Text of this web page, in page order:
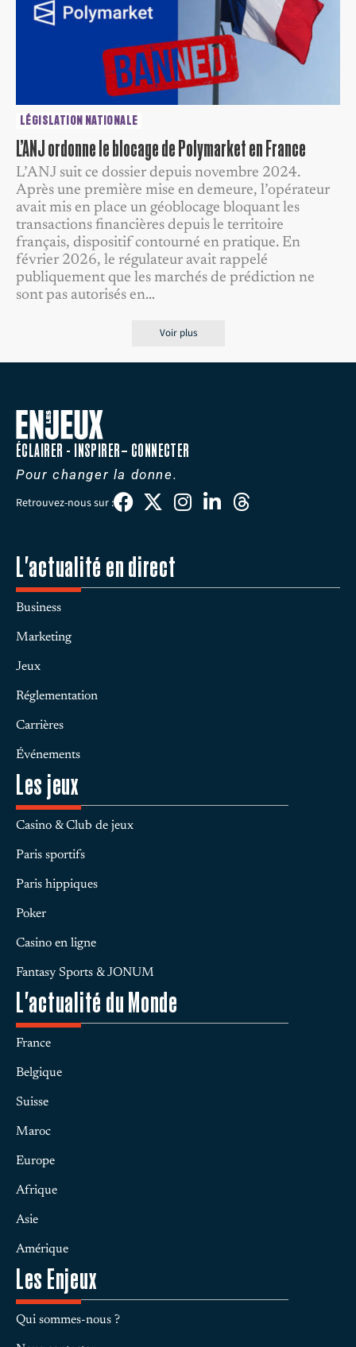
LÉGISLATION NATIONALE
L’ANJ ordonne le blocage de Polymarket en France
L’ANJ suit ce dossier depuis novembre 2024.
Après une première mise en demeure, l’opérateur
avait mis en place un géoblocage bloquant les
transactions financières depuis le territoire
français, dispositif contourné en pratique. En
février 2026, le régulateur avait rappelé
publiquement que les marchés de prédiction ne
sont pas autorisés en…
Voir plus
ÉCLAIRER - INSPIRER– CONNECTER
Pour changer la donne.
Retrouvez-nous sur :
L'actualité en direct
Business
Marketing
Jeux
Réglementation
Carrières
Événements
Les jeux
Casino & Club de jeux
Paris sportifs
Paris hippiques
Poker
Casino en ligne
Fantasy Sports & JONUM
L'actualité du Monde
France
Belgique
Suisse
Maroc
Europe
Afrique
Asie
Amérique
Les Enjeux
Qui sommes-nous ?